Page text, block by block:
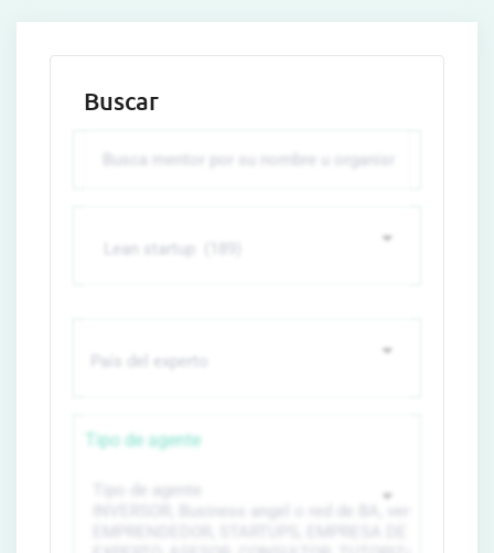
Buscar
Tipo de agente